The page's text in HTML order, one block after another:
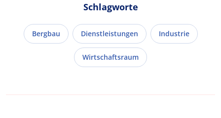
Schlagworte
Bergbau Dienstleistungen Industrie
Wirtschaftsraum